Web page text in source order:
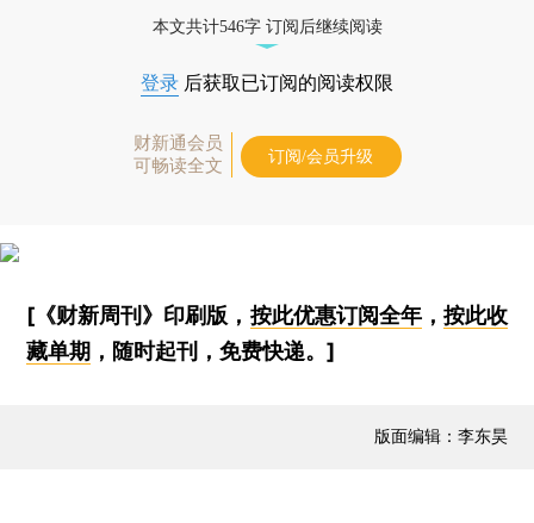
本文共计546字 订阅后继续阅读
登录 后获取已订阅的阅读权限
财新通会员
可畅读全文
订阅/会员升级
[《财新周刊》印刷版， 按此优惠订阅全年， 按此收
藏单期 ，随时起刊，免费快递。]
版面编辑：李东昊